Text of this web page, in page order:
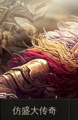
仿盛大传奇